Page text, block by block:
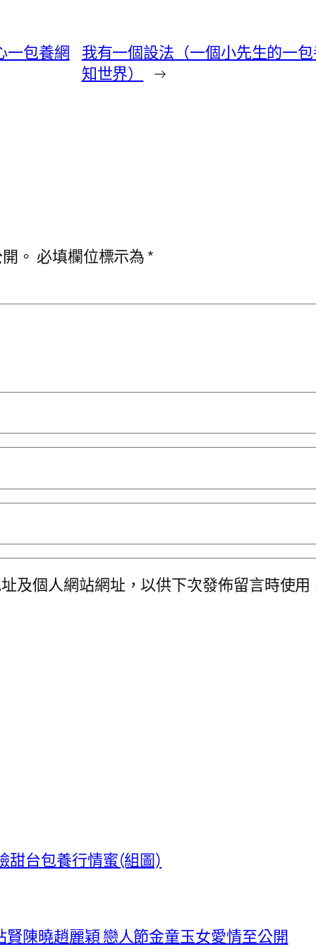
一包養網
我有一個設法（一個小先生的一
知世界）
→
。 必填欄位標示為*
及個人網站網址，以供下次發佈留言時使用
甜台包養行情蜜(組圖)
陳曉趙麗穎 戀人節金童玉女愛情至公開